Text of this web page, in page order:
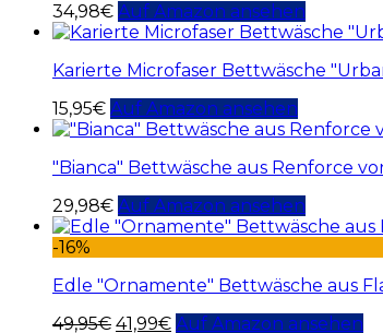
34,98€ Auf Amazon ansehen
Karierte Microfaser Bettwäsche
15,95€ Auf Amazon ansehen
"Bianca" Bettwäsche aus Renforce
29,98€ Auf Amazon ansehen
-16%
Edle "Ornamente" Bettwäsche aus
49,95€ 41,99€ Auf Amazon ansehen